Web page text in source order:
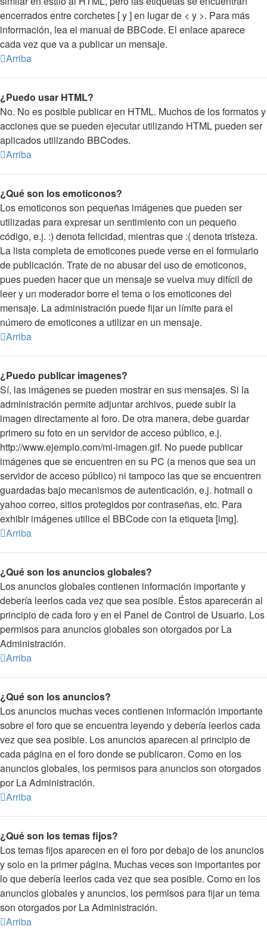
encerrados entre corchetes [ y ] en lugar de < y >. Para más
información, lea el manual de BBCode. El enlace aparece
cada vez que va a publicar un mensaje.
Arriba
¿Puedo usar HTML?
No. No es posible publicar en HTML. Muchos de los formatos y
acciones que se pueden ejecutar utilizando HTML pueden ser
aplicados utilizando BBCodes.
Arriba
¿Qué son los emoticonos?
Los emoticonos son pequeñas imágenes que pueden ser
utilizadas para expresar un sentimiento con un pequeño
código, e.j. :) denota felicidad, mientras que :( denota tristeza.
La lista completa de emoticones puede verse en el formulario
de publicación. Trate de no abusar del uso de emoticonos,
pues pueden hacer que un mensaje se vuelva muy difícil de
leer y un moderador borre el tema o los emoticones del
mensaje. La administración puede fijar un límite para el
número de emoticones a utilizar en un mensaje.
Arriba
¿Puedo publicar imagenes?
Sí, las imágenes se pueden mostrar en sus mensajes. Si la
administración permite adjuntar archivos, puede subir la
imagen directamente al foro. De otra manera, debe guardar
primero su foto en un servidor de acceso público, e.j.
http://www.ejemplo.com/mi-imagen.gif. No puede publicar
imágenes que se encuentren en su PC (a menos que sea un
servidor de acceso público) ni tampoco las que se encuentren
guardadas bajo mecanismos de autenticación, e.j. hotmail o
yahoo correo, sitios protegidos por contraseñas, etc. Para
exhibir imágenes utilice el BBCode con la etiqueta [img].
Arriba
¿Qué son los anuncios globales?
Los anuncios globales contienen información importante y
debería leerlos cada vez que sea posible. Éstos aparecerán al
principio de cada foro y en el Panel de Control de Usuario. Los
permisos para anuncios globales son otorgados por La
Administración.
Arriba
¿Qué son los anuncios?
Los anuncios muchas veces contienen información importante
sobre el foro que se encuentra leyendo y debería leerlos cada
vez que sea posible. Los anuncios aparecen al principio de
cada página en el foro donde se publicaron. Como en los
anuncios globales, los permisos para anuncios son otorgados
por La Administración.
Arriba
¿Qué son los temas fijos?
Los temas fijos aparecen en el foro por debajo de los anuncios
y solo en la primer página. Muchas veces son importantes por
lo que debería leerlos cada vez que sea posible. Como en los
anuncios globales y anuncios, los permisos para fijar un tema
son otorgados por La Administración.
Arriba